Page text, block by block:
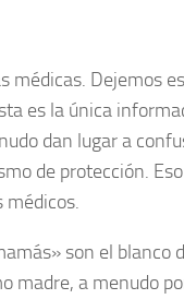
médicas. Dejemos
es la única
dan lugar a
de protección.
médicos.
son el blanco
madre, a menudo